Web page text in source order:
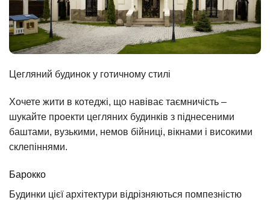
Цегляний будинок у готичному стилі
Хочете жити в котеджі, що навіває таємничість –
шукайте проекти цегляних будинків з піднесеними
баштами, вузькими, немов бійниці, вікнами і високими
склепіннями.
Барокко
Будинки цієї архітектури відрізняються помпезністю